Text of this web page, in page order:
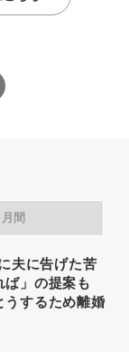
月間
夫に告げた苦
ば」の提案も
うするため離婚